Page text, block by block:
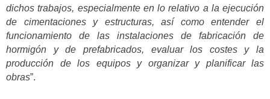
dichos trabajos, especialmente en lo relativo a la ejecución
de cimentaciones y estructuras, así como entender el
funcionamiento de las instalaciones de fabricación de
hormigón y de prefabricados, evaluar los costes y la
producción de los equipos y organizar y planificar las
obras”.